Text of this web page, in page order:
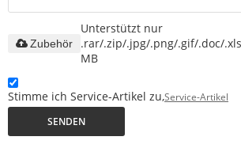
Unterstützt nur
.rar/.zip/.jpg/.png/.gif/.doc/
MB
Zubehör
Stimme ich Service-Artikel zu,Service-Artikel
SENDEN